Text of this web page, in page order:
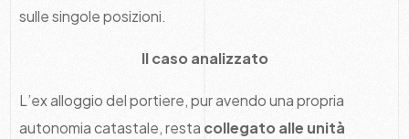
sulle singole posizioni.
Il caso analizzato
L’ex alloggio del portiere, pur avendo una propria
autonomia catastale, resta collegato alle unità